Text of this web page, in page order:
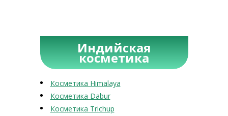
Индийская
косметика
Косметика Himalaya
Косметика Dabur
Косметика Trichup